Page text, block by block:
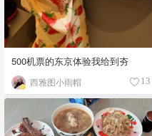
500机票的东京体验我给到夯
西雅图小雨帽 13